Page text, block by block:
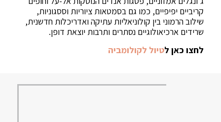
קריביים יפיפיים, כמו גם בסמטאות ציוריות וססגוניות,
שילוב הרמוני בין קולוניאליות עתיקה ואדריכלות חדשנית,
שרידים ארכיאולוגיים נסתרים ותרבות יוצאת דופן.
לחצו כאן לטיול לקולומביה